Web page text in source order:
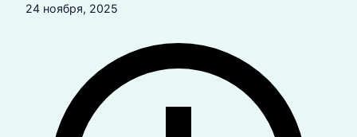
24 ноября, 2025